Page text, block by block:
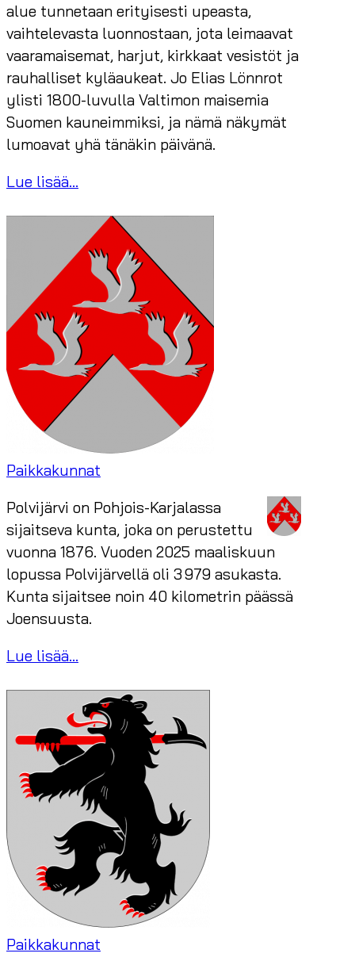
alue tunnetaan erityisesti upeasta,
vaihtelevasta luonnostaan, jota leimaavat
vaaramaisemat, harjut, kirkkaat vesistöt ja
rauhalliset kyläaukeat. Jo Elias Lönnrot
ylisti 1800-luvulla Valtimon maisemia
Suomen kauneimmiksi, ja nämä näkymät
lumoavat yhä tänäkin päivänä.
Lue lisää...
Paikkakunnat
Polvijärvi on Pohjois-Karjalassa
sijaitseva kunta, joka on perustettu
vuonna 1876. Vuoden 2025 maaliskuun
lopussa Polvijärvellä oli 3 979 asukasta.
Kunta sijaitsee noin 40 kilometrin päässä
Joensuusta.
Lue lisää...
Paikkakunnat